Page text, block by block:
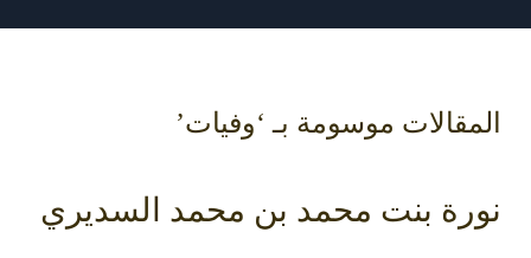
المقالات موسومة بـ ‘وفيات’
نورة بنت محمد بن محمد السديري